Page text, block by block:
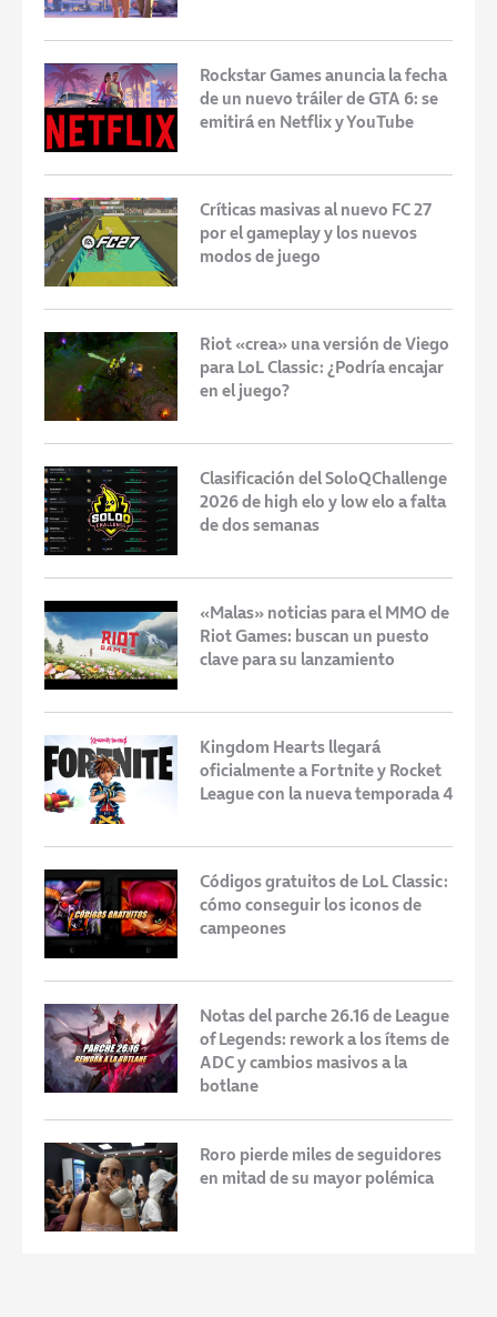
Rockstar Games anuncia la fecha
de un nuevo tráiler de GTA 6: se
emitirá en Netflix y YouTube
Críticas masivas al nuevo FC 27
por el gameplay y los nuevos
modos de juego
Riot «crea» una versión de Viego
para LoL Classic: ¿Podría encajar
en el juego?
Clasificación del SoloQChallenge
2026 de high elo y low elo a falta
de dos semanas
«Malas» noticias para el MMO de
Riot Games: buscan un puesto
clave para su lanzamiento
Kingdom Hearts llegará
oficialmente a Fortnite y Rocket
League con la nueva temporada 4
Códigos gratuitos de LoL Classic:
cómo conseguir los iconos de
campeones
Notas del parche 26.16 de League
of Legends: rework a los ítems de
ADC y cambios masivos a la
botlane
Roro pierde miles de seguidores
en mitad de su mayor polémica